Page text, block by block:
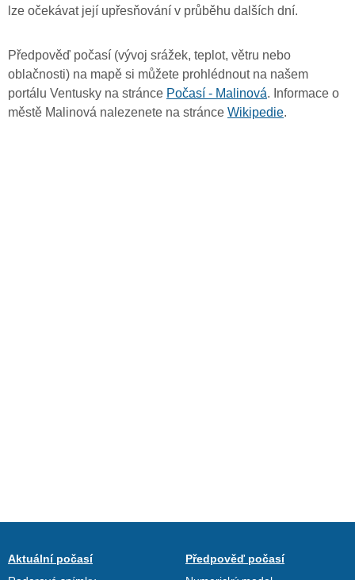
lze očekávat její upřesňování v průběhu dalších dní.
Předpověď počasí (vývoj srážek, teplot, větru nebo
oblačnosti) na mapě si můžete prohlédnout na našem
portálu Ventusky na stránce Počasí - Malinová. Informace o
městě Malinová nalezenete na stránce Wikipedie.
Aktuální počasí
Předpověď počasí